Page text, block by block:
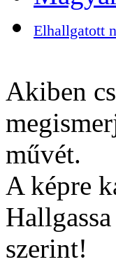
Elhallgatott
Akiben
művét.
A képre
szerint!